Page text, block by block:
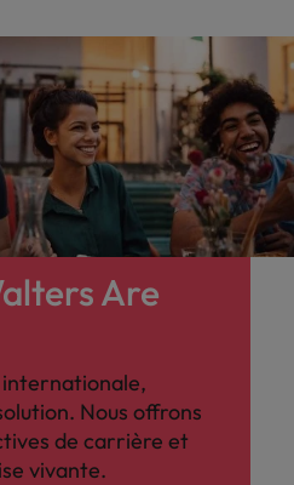
Are
internationale,
Nous offrons
de carrière et
vivante.